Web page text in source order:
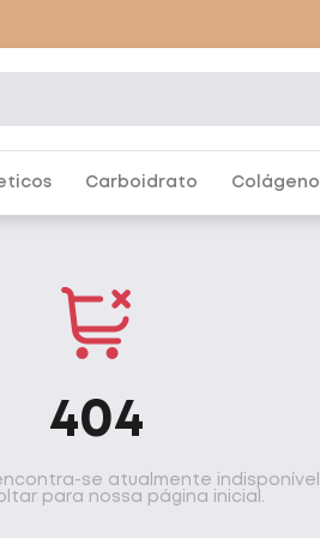
Carboidrato Colágeno
404
se atualmente indisponível.
para nossa página inicial.